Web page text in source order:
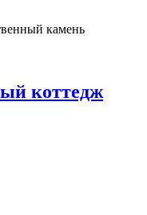
камень
коттедж